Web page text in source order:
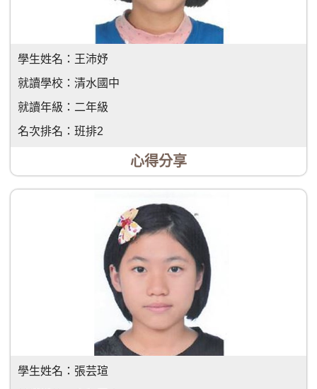
學生姓名： 王沛妤
就讀學校： 清水國中
就讀年級： 二年級
名次排名： 班排2
心得分享
學生姓名： 張芸瑄